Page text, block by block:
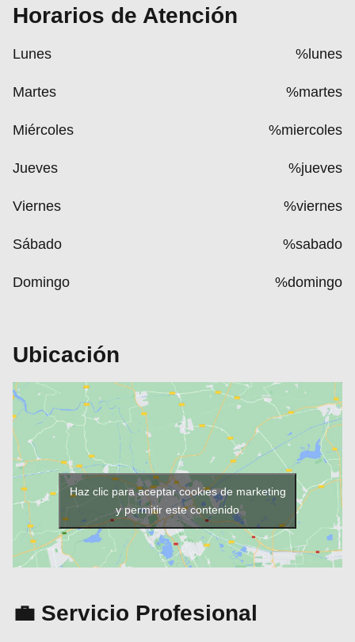
Horarios de Atención
Lunes %lunes
Martes %martes
Miércoles %miercoles
Jueves %jueves
Viernes %viernes
Sábado %sabado
Domingo %domingo
Ubicación
Haz clic para aceptar cookies de marketing
y permitir este contenido
💼 Servicio Profesional